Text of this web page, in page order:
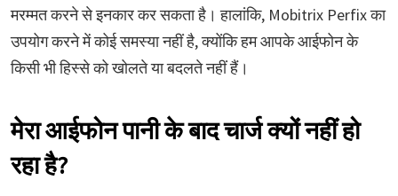
मरम्मत करने से इनकार कर सकता है। हालांकि, Mobitrix Perfix का
उपयोग करने में कोई समस्या नहीं है, क्योंकि हम आपके आईफोन के
किसी भी हिस्से को खोलते या बदलते नहीं हैं।
मेरा आईफोन पानी के बाद चार्ज क्यों नहीं हो
रहा है?